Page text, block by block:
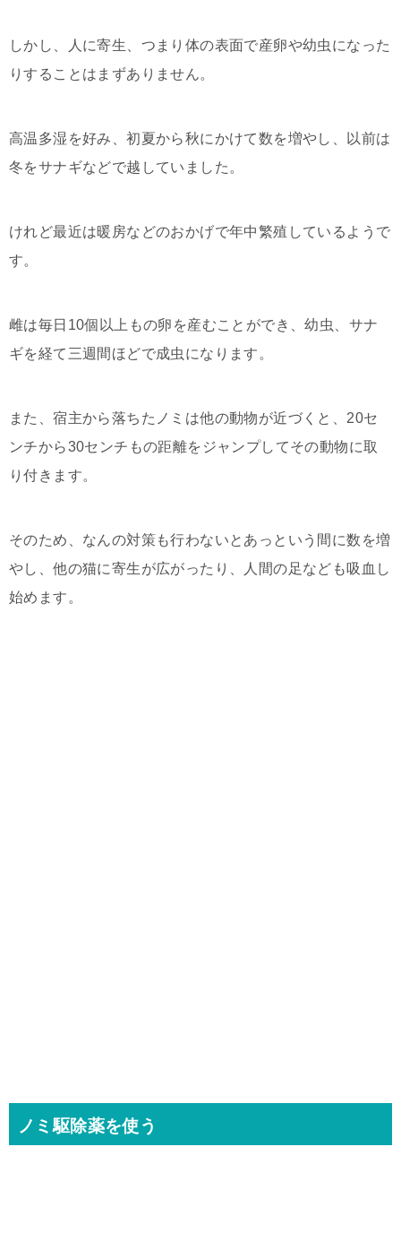
しかし、人に寄生、つまり体の表面で産卵や幼虫になった
りすることはまずありません。
高温多湿を好み、初夏から秋にかけて数を増やし、以前は
冬をサナギなどで越していました。
けれど最近は暖房などのおかげで年中繁殖しているようで
す。
雌は毎日10個以上もの卵を産むことができ、幼虫、サナ
ギを経て三週間ほどで成虫になります。
また、宿主から落ちたノミは他の動物が近づくと、20セ
ンチから30センチもの距離をジャンプしてその動物に取
り付きます。
そのため、なんの対策も行わないとあっという間に数を増
やし、他の猫に寄生が広がったり、人間の足なども吸血し
始めます。
ノミ駆除薬を使う